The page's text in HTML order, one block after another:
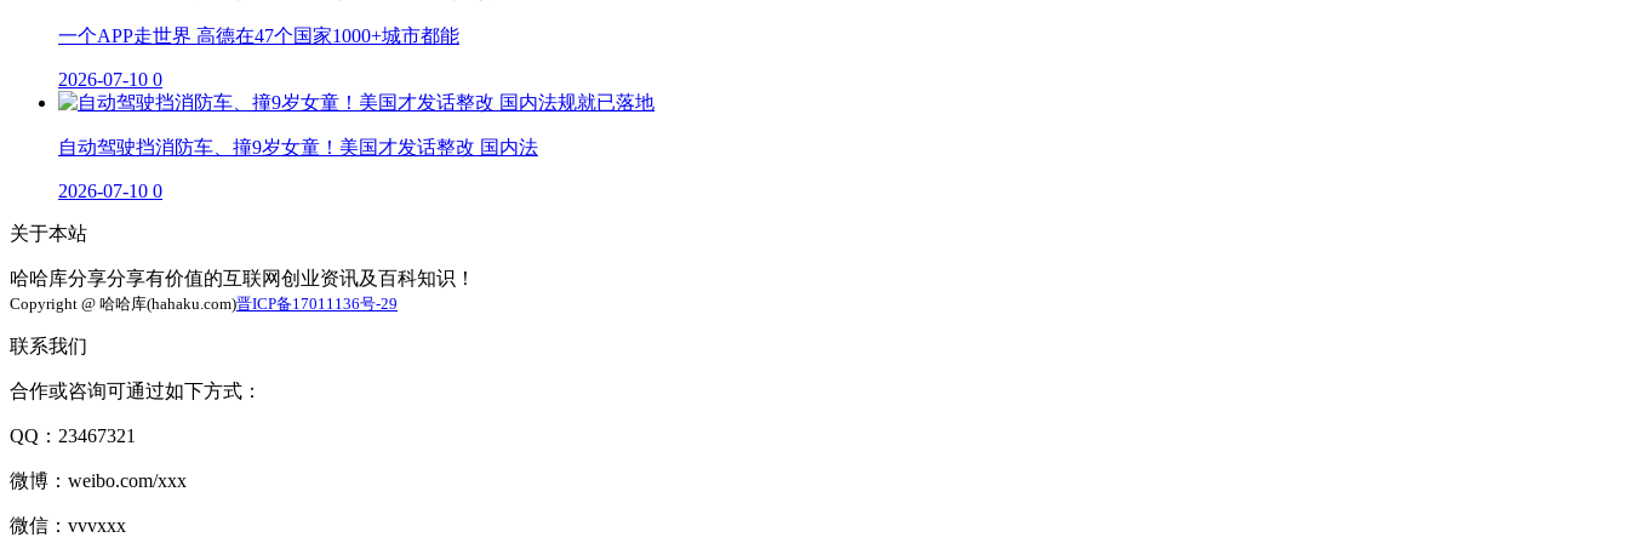
一个APP走世界 高德在47个国家1000+城市都能
2026-07-10 0
自动驾驶挡消防车、撞9岁女童！美国才发话整改 国内法
2026-07-10 0
关于本站
哈哈库分享分享有价值的互联网创业资讯及百科知识！
Copyright @ 哈哈库(hahaku.com)晋ICP备17011136号-29
联系我们
合作或咨询可通过如下方式：
QQ：23467321
微博：weibo.com/xxx
微信：vvvxxx